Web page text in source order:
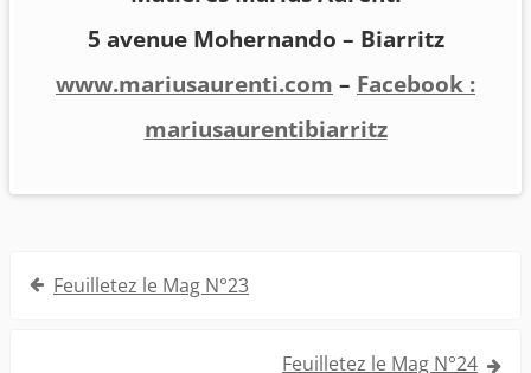
5 avenue Mohernando – Biarritz
www.mariusaurenti.com – Facebook :
mariusaurentibiarritz
Navigation
Feuilletez le Mag N°23
Feuilletez le Mag N°24